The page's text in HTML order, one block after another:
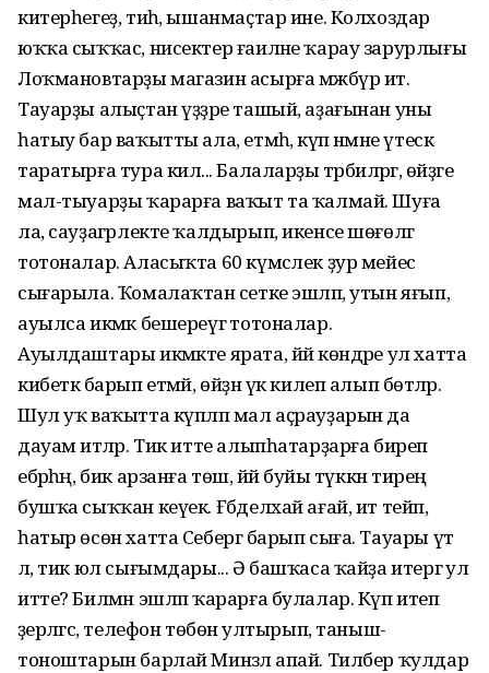
китерһегеҙ, тиһә, ышанмаҫтар ине. Колхоздар
юҡҡа сыҡҡас, нисектер ғаиләне ҡарау зарурлығы
Лоҡма­новтарҙы магазин асырға мәжбүр итә.
Тауарҙы алыҫтан үҙҙәре ташый, аҙағынан уны
һатыу бар ваҡытты ала, етмәһә, күп нәмәне үтескә
таратырға тура килә... Балаларҙы тәрбиәләргә, өйҙәге
мал-тыуарҙы ҡарарға ваҡыт та ҡалмай. Шуға
ла, сауҙагәрлекте ҡалдырып, икенсе шөғөлгә
тотоналар. Аласыҡта 60 күмәслек ҙур мейес
сығарыла. Ҡомалаҡтан әсетке эшләп, утын яғып,
ауылса икмәк бешереүгә тотоналар.
Ауылдаштары икмәкте ярата, йәй көндәре ул хатта
кибеткә барып етмәй, өйҙән үк килеп алып бөтәләр.
Шул уҡ ваҡытта күпләп мал аҫрауҙарын да
дауам итәләр. Тик итте алыпһатарҙарға биреп
ебәрһәң, бик арзанға төшә, йәй буйы түккән тирең
бушҡа сыҡҡан кеүек. Ғәбделхай ағай, ит тейәп,
һатыр өсөн хатта Себергә барып сыға. Тауары үтә
лә, тик юл сығымдары... Ә башҡаса ҡайҙа итергә ул
итте? Билмән эшләп ҡарарға булалар. Күп итеп
әҙерләгәс, телефон төбөнә ултырып, таныш-
тоноштарын барлай Минзәлә апай. Тилбер ҡулдар